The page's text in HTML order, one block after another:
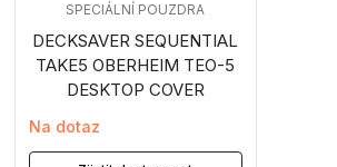
DECKSAVER SEQUENTIAL
TAKE5 OBERHEIM TEO-5
DESKTOP COVER
SPECIÁLNÍ POUZDRA
Na dotaz